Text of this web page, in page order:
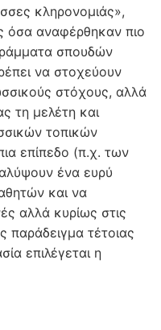
κληρονομιάς»,
όσα αναφέρθηκαν πιο
σπουδών
να στοχεύουν
στόχους, αλλά
τη μελέτη και
τοπικών
επίπεδο (π.χ. των
ένα ευρύ
και να
αλλά κυρίως στις
τέτοιας
επιλέγεται η